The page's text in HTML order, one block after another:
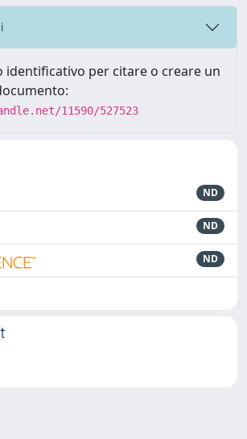
identificativo per citare o creare un
11590/527523
ND
ND
ND